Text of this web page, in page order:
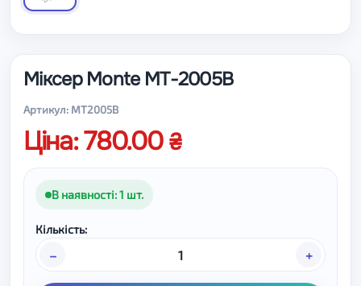
Міксер Monte MT-2005B
Артикул: MT2005B
Ціна: 780.00
В наявності: 1 шт.
Кількість:
– +